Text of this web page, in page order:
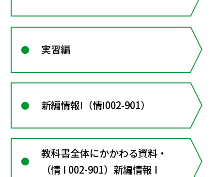
実習編
新編情報Ⅰ（情Ⅰ002-901）
教科書全体にかかわる資料・
（情 I 002-901）新編情報 I